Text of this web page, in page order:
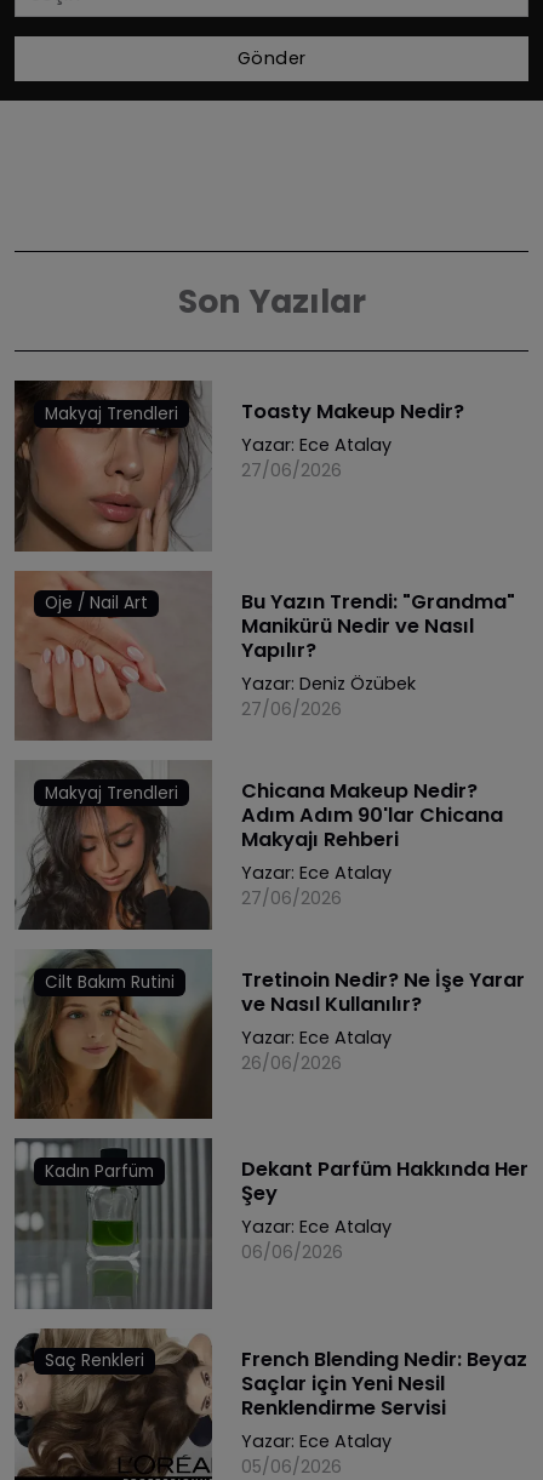
Gönder
Son Yazılar
Makyaj Trendleri Toasty Makeup Nedir?
Yazar: Ece Atalay
27/06/2026
Oje / Nail Art
Bu Yazın Trendi: "Grandma"
Manikürü Nedir ve Nasıl
Yapılır?
Yazar: Deniz Özübek
27/06/2026
Makyaj Trendleri
Chicana Makeup Nedir?
Adım Adım 90'lar Chicana
Makyajı Rehberi
Yazar: Ece Atalay
27/06/2026
Cilt Bakım Rutini
Tretinoin Nedir? Ne İşe Yarar
ve Nasıl Kullanılır?
Yazar: Ece Atalay
26/06/2026
Kadın Parfüm
Dekant Parfüm Hakkında Her
Şey
Yazar: Ece Atalay
06/06/2026
Saç Renkleri
French Blending Nedir: Beyaz
Saçlar için Yeni Nesil
Renklendirme Servisi
Yazar: Ece Atalay
05/06/2026